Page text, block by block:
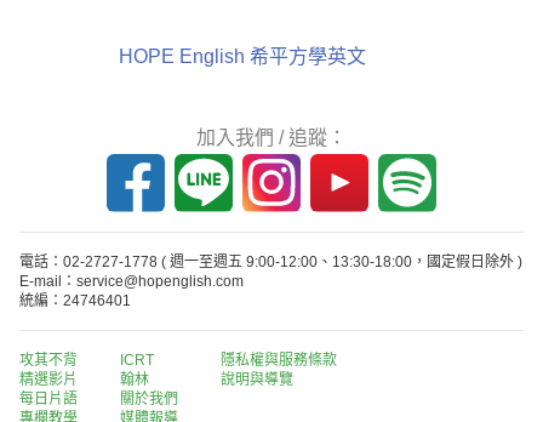
HOPE English 希平方學英文
加入我們 / 追蹤：
電話：02-2727-1778 ( 週一至週五 9:00-12:00、13:30-18:00，國定假日除外 )
E-mail：service@hopenglish.com
統編：24746401
攻其不背
精選影片
每日片語
專欄教學
ICRT
翰林
關於我們
媒體報導
隱私權與服務條款
說明與導覽